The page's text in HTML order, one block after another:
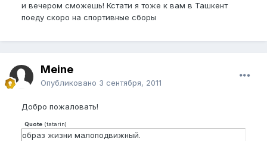
и вечером сможешь! Кстати я тоже к вам в Ташкент
поеду скоро на спортивные сборы
Meine
Опубликовано 3 сентября, 2011
Добро пожаловать!
Quote (tatarin)
образ жизни малоподвижный.